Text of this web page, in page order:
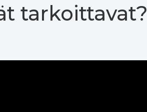
tarkoittavat?